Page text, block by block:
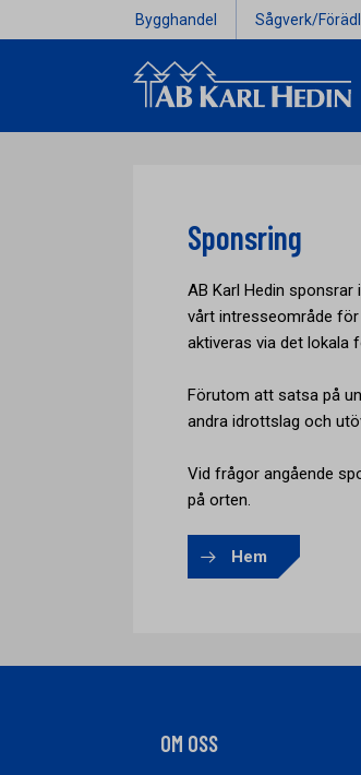
Bygghandel Sågverk/
Sponsring
AB Karl Hedin
vårt intresseområde
aktiveras via det lokala
Förutom att satsa på
andra idrottslag och
Vid frågor angående
på orten.
Hem
OM OSS